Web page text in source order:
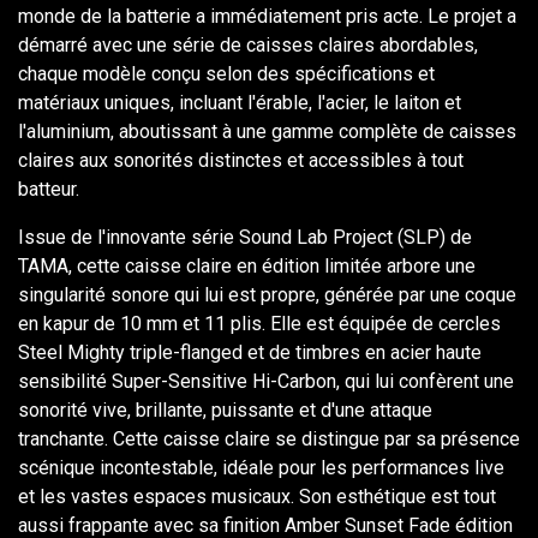
monde de la batterie a immédiatement pris acte. Le projet a
démarré avec une série de caisses claires abordables,
chaque modèle conçu selon des spécifications et
matériaux uniques, incluant l'érable, l'acier, le laiton et
l'aluminium, aboutissant à une gamme complète de caisses
claires aux sonorités distinctes et accessibles à tout
batteur.
Issue de l'innovante série Sound Lab Project (SLP) de
TAMA, cette caisse claire en édition limitée arbore une
singularité sonore qui lui est propre, générée par une coque
en kapur de 10 mm et 11 plis. Elle est équipée de cercles
Steel Mighty triple-flanged et de timbres en acier haute
sensibilité Super-Sensitive Hi-Carbon, qui lui confèrent une
sonorité vive, brillante, puissante et d'une attaque
tranchante. Cette caisse claire se distingue par sa présence
scénique incontestable, idéale pour les performances live
et les vastes espaces musicaux. Son esthétique est tout
aussi frappante avec sa finition Amber Sunset Fade édition